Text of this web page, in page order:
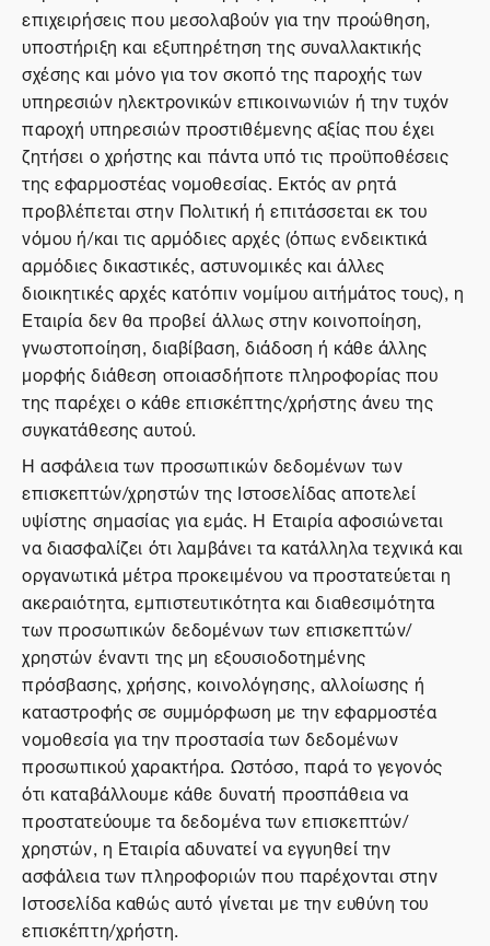
επιχειρήσεις που μεσολαβούν για την προώθηση,
υποστήριξη και εξυπηρέτηση της συναλλακτικής
σχέσης και μόνο για τον σκοπό της παροχής των
υπηρεσιών ηλεκτρονικών επικοινωνιών ή την τυχόν
παροχή υπηρεσιών προστιθέμενης αξίας που έχει
ζητήσει ο χρήστης και πάντα υπό τις προϋποθέσεις
της εφαρμοστέας νομοθεσίας. Εκτός αν ρητά
προβλέπεται στην Πολιτική ή επιτάσσεται εκ του
νόμου ή/και τις αρμόδιες αρχές (όπως ενδεικτικά
αρμόδιες δικαστικές, αστυνομικές και άλλες
διοικητικές αρχές κατόπιν νομίμου αιτήμάτος τους), η
Εταιρία δεν θα προβεί άλλως στην κοινοποίηση,
γνωστοποίηση, διαβίβαση, διάδοση ή κάθε άλλης
μορφής διάθεση οποιασδήποτε πληροφορίας που
της παρέχει ο κάθε επισκέπτης/χρήστης άνευ της
συγκατάθεσης αυτού.
Η ασφάλεια των προσωπικών δεδομένων των
επισκεπτών/χρηστών της Ιστοσελίδας αποτελεί
υψίστης σημασίας για εμάς. Η Εταιρία αφοσιώνεται
να διασφαλίζει ότι λαμβάνει τα κατάλληλα τεχνικά και
οργανωτικά μέτρα προκειμένου να προστατεύεται η
ακεραιότητα, εμπιστευτικότητα και διαθεσιμότητα
των προσωπικών δεδομένων των επισκεπτών/
χρηστών έναντι της μη εξουσιοδοτημένης
πρόσβασης, χρήσης, κοινολόγησης, αλλοίωσης ή
καταστροφής σε συμμόρφωση με την εφαρμοστέα
νομοθεσία για την προστασία των δεδομένων
προσωπικού χαρακτήρα. Ωστόσο, παρά το γεγονός
ότι καταβάλλουμε κάθε δυνατή προσπάθεια να
προστατεύουμε τα δεδομένα των επισκεπτών/
χρηστών, η Εταιρία αδυνατεί να εγγυηθεί την
ασφάλεια των πληροφοριών που παρέχονται στην
Ιστοσελίδα καθώς αυτό γίνεται με την ευθύνη του
επισκέπτη/χρήστη.